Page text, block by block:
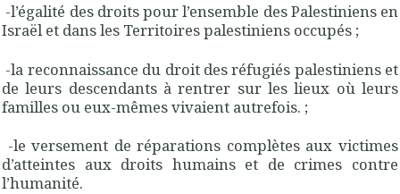
-l’égalité des droits pour l’ensemble des Palestiniens en
Israël et dans les Territoires palestiniens occupés ;
-la reconnaissance du droit des réfugiés palestiniens et
de leurs descendants à rentrer sur les lieux où leurs
familles ou eux-mêmes vivaient autrefois. ;
-le versement de réparations complètes aux victimes
d’atteintes aux droits humains et de crimes contre
l’humanité.